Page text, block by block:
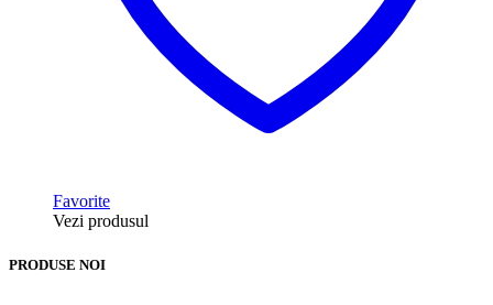
Favorite
Vezi produsul
PRODUSE NOI